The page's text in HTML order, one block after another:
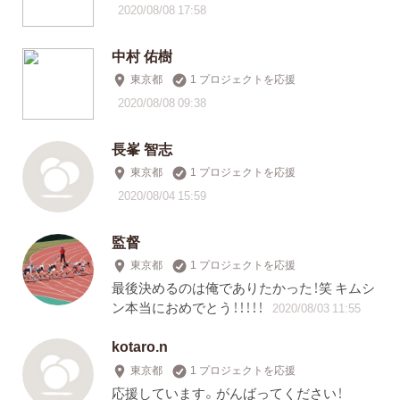
2020/08/08 17:58
中村 佑樹
東京都 1 プロジェクトを応援
2020/08/08 09:38
長峯 智志
東京都 1 プロジェクトを応援
2020/08/04 15:59
監督
東京都 1 プロジェクトを応援
最後決めるのは俺でありたかった！笑 キムシ
ン本当におめでとう！！！！！
2020/08/03 11:55
kotaro.n
東京都 1 プロジェクトを応援
応援しています。がんばってください！